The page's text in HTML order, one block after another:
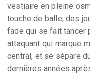
vestiaire en pleine
touche de balle, des
fade qui se fait tancer
attaquant qui marque
central, et se sépare
dernières années